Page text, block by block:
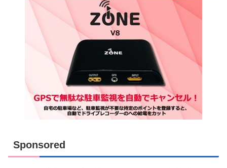
Sponsored